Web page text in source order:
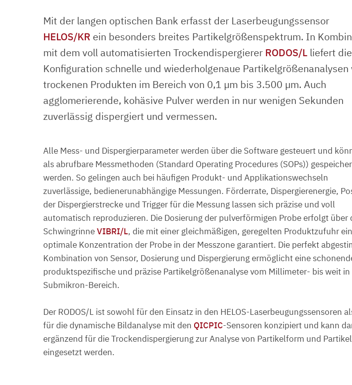
Mit der langen optischen Bank erfasst der Laserbeugungssensor
HELOS/KR ein besonders breites Partikelgrößenspektrum. In
mit dem voll automatisierten Trockendispergierer RODOS/L liefert
Konfiguration schnelle und wiederholgenaue Partikelgrößenanalysen
trockenen Produkten im Bereich von 0,1 µm bis 3.500 µm. Auch
agglomerierende, kohäsive Pulver werden in nur wenigen Sekunden
zuverlässig dispergiert und vermessen.
Alle Mess- und Dispergierparameter werden über die Software gesteuert und
als abrufbare Messmethoden (Standard Operating Procedures (SOPs))
werden. So gelingen auch bei häufigen Produkt- und Applikationswechseln
zuverlässige, bedienerunabhängige Messungen. Förderrate, Dispergierenergie,
der Dispergierstrecke und Trigger für die Messung lassen sich präzise und voll
automatisch reproduzieren. Die Dosierung der pulverförmigen Probe erfolgt über
SchwingrinneVIBRI/L, die mit einer gleichmäßigen, geregelten Produktzufuhr
optimale Konzentration der Probe in der Messzone garantiert. Die perfekt
Kombination von Sensor, Dosierung und Dispergierung ermöglicht eine
produktspezifische und präzise Partikelgrößenanalyse vom Millimeter- bis weit in
Submikron-Bereich.
Der RODOS/L ist sowohl für den Einsatz in den HELOS-Laserbeugungssensoren
für die dynamische Bildanalyse mit den QICPIC-Sensoren konzipiert und kann
ergänzend für die Trockendispergierung zur Analyse von Partikelform und
eingesetzt werden.